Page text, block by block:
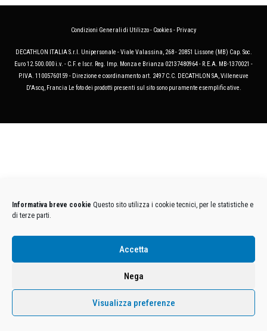
Informativa breve cookie Questo sito utilizza i cookie tecnici, per le statistiche e
di terze parti.
Accetta
Nega
Visualizza preferenze
Condizioni Generali di Utilizzo- Cookies- Privacy
DECATHLON ITALIA S.r.l. Unipersonale - Viale Valassina, 268 - 20851 Lissone (MB) Cap. Soc.
Euro 12.500.000 i.v. - C.F. e Iscr. Reg. Imp. Monza e Brianza 02137480964 - R.E.A. MB-1370021 -
P.IVA. 11005760159 - Direzione e coordinamento art. 2497 C.C. DECATHLON SA, Villeneuve
D'Ascq, Francia Le foto dei prodotti presenti sul sito sono puramente esemplificative.